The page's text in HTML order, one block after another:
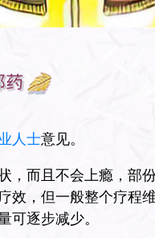
药
人士意见。
，而且不会上瘾，部
效，但一般整个疗程
可逐步减少。